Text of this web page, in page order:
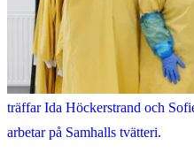
Ångestpodden ”praoar” på
Vad händer när Ångestpodden
träffar Ida Höckerstrand och
arbetar på Samhalls tvätteri.